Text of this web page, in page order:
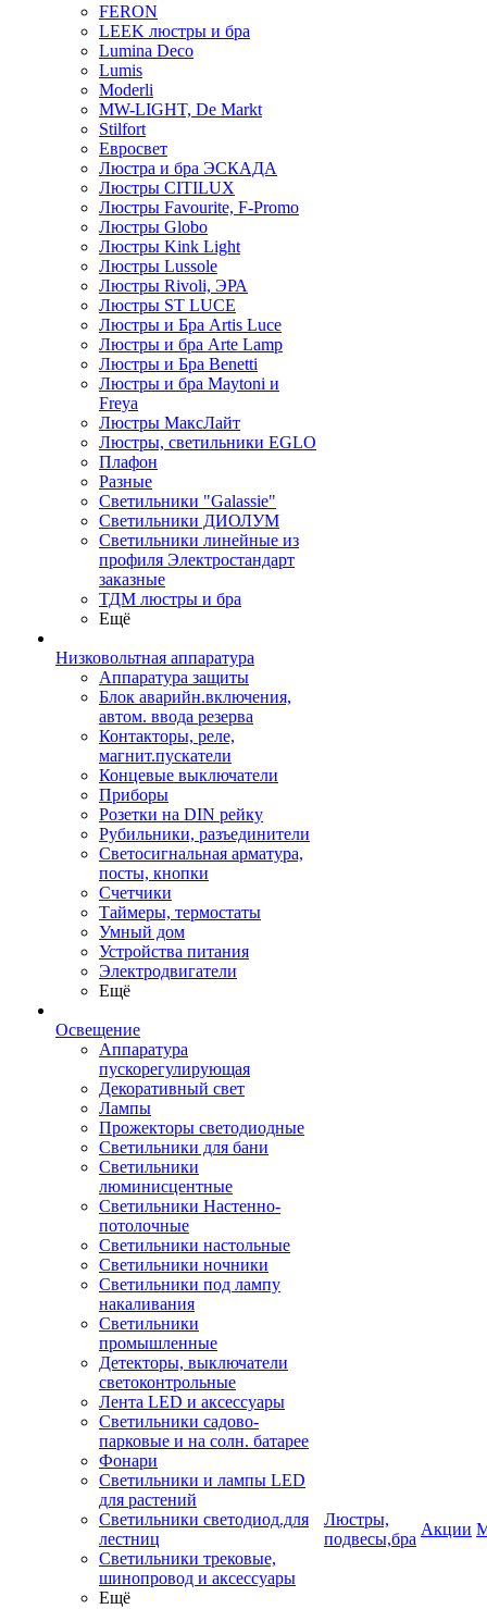
FERON
LEEK люстры и бра
Lumina Deco
Lumis
Moderli
MW-LIGHT, De Markt
Stilfort
Евросвет
Люстра и бра ЭСКАДА
Люстры CITILUX
Люстры Favourite, F-Promo
Люстры Globo
Люстры Kink Light
Люстры Lussole
Люстры Rivoli, ЭРА
Люстры ST LUCE
Люстры и Бра Artis Luce
Люстры и бра Arte Lamp
Люстры и Бра Benetti
Люстры и бра Maytoni и
Freya
Люстры МаксЛайт
Люстры, светильники EGLO
Плафон
Разные
Светильники "Galassie"
Светильники ДИОЛУМ
Светильники линейные из
профиля Электростандарт
заказные
ТДМ люстры и бра
Ещё
Низковольтная аппаратура
Аппаратура защиты
Блок аварийн.включения,
автом. ввода резерва
Контакторы, реле,
магнит.пускатели
Концевые выключатели
Приборы
Розетки на DIN рейку
Рубильники, разъединители
Светосигнальная арматура,
посты, кнопки
Счетчики
Таймеры, термостаты
Умный дом
Устройства питания
Электродвигатели
Ещё
Освещение
Аппаратура
пускорегулирующая
Декоративный свет
Лампы
Прожекторы светодиодные
Светильники для бани
Светильники
люминисцентные
Светильники Настенно-
потолочные
Светильники настольные
Светильники ночники
Светильники под лампу
накаливания
Светильники
промышленные
Детекторы, выключатели
светоконтрольные
Лента LED и аксессуары
Светильники садово-
парковые и на солн. батарее
Фонари
Светильники и лампы LED
для растений
Светильники светодиод.для
лестниц
Светильники трековые,
шинопровод и аксессуары
Ещё
Люстры,
подвесы,бра
Акции